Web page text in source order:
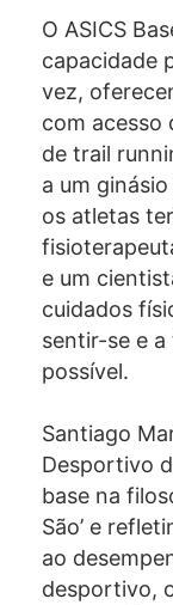
O ASICS
capacidade
vez,
com acesso
de trail
a um
os atletas
e um
cuidados
sentir-se e
possível.
Santiago
Desportivo
base na
São’ e
ao
desportivo,